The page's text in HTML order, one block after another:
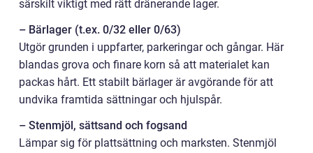
särskilt viktigt med rätt dränerande lager.
– Bärlager (t.ex. 0/32 eller 0/63)
Utgör grunden i uppfarter, parkeringar och gångar. Här
blandas grova och finare korn så att materialet kan
packas hårt. Ett stabilt bärlager är avgörande för att
undvika framtida sättningar och hjulspår.
– Stenmjöl, sättsand och fogsand
Lämpar sig för plattsättning och marksten. Stenmjöl